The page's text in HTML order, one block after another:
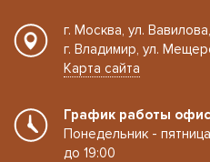
г. Москва, ул.
г. Владимир, ул.
Карта сайта
График работы
Понедельник -
до 19:00